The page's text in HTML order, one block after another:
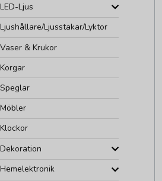
LED-Ljus
Ljushållare/Ljusstakar/Lyktor
Vaser & Krukor
Korgar
Speglar
Möbler
Klockor
Dekoration
Hemelektronik